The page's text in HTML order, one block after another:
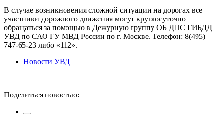
В случае возникновения сложной ситуации на дорогах все
участники дорожного движения могут круглосуточно
обращаться за помощью в Дежурную группу ОБ ДПС ГИБДД
УВД по САО ГУ МВД России по г. Москве. Телефон: 8(495)
747-65-23 либо «112».
Новости УВД
Поделиться новостью: